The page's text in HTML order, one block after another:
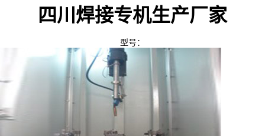
四川焊接专机生产厂家
型号：